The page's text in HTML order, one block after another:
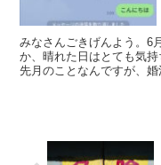
みなさんごきげんよう。6
か、晴れた日はとても気
先月のことなんですが、